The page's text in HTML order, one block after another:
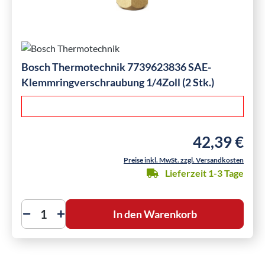
Bosch Thermotechnik 7739623836 SAE-
Klemmringverschraubung 1/4Zoll (2 Stk.)
Regulärer
42,39 €
Preise inkl. MwSt. zzgl. Versandkosten
Lieferzeit 1-3 Tage
In den Warenkorb